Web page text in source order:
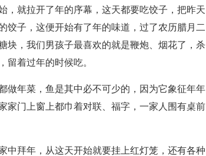
，就拉开了年的序幕，这天都要吃饺子，把昨天
饺子，这便开始有了年的味道，过了农历腊月二
块，我们男孩子最喜欢的就是鞭炮、烟花了，杀
留着过年的时候吃。
做年菜，鱼是其中必不可少的，因为它象征年年
家门上窗上都巾着对联、福字，一家人围有桌前
中拜年，从这天开始就要挂上红灯笼，还有各种